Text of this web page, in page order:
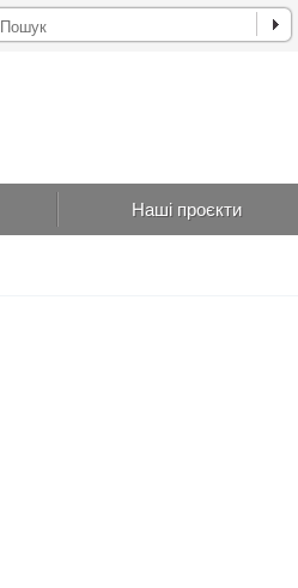
Наші проєкти